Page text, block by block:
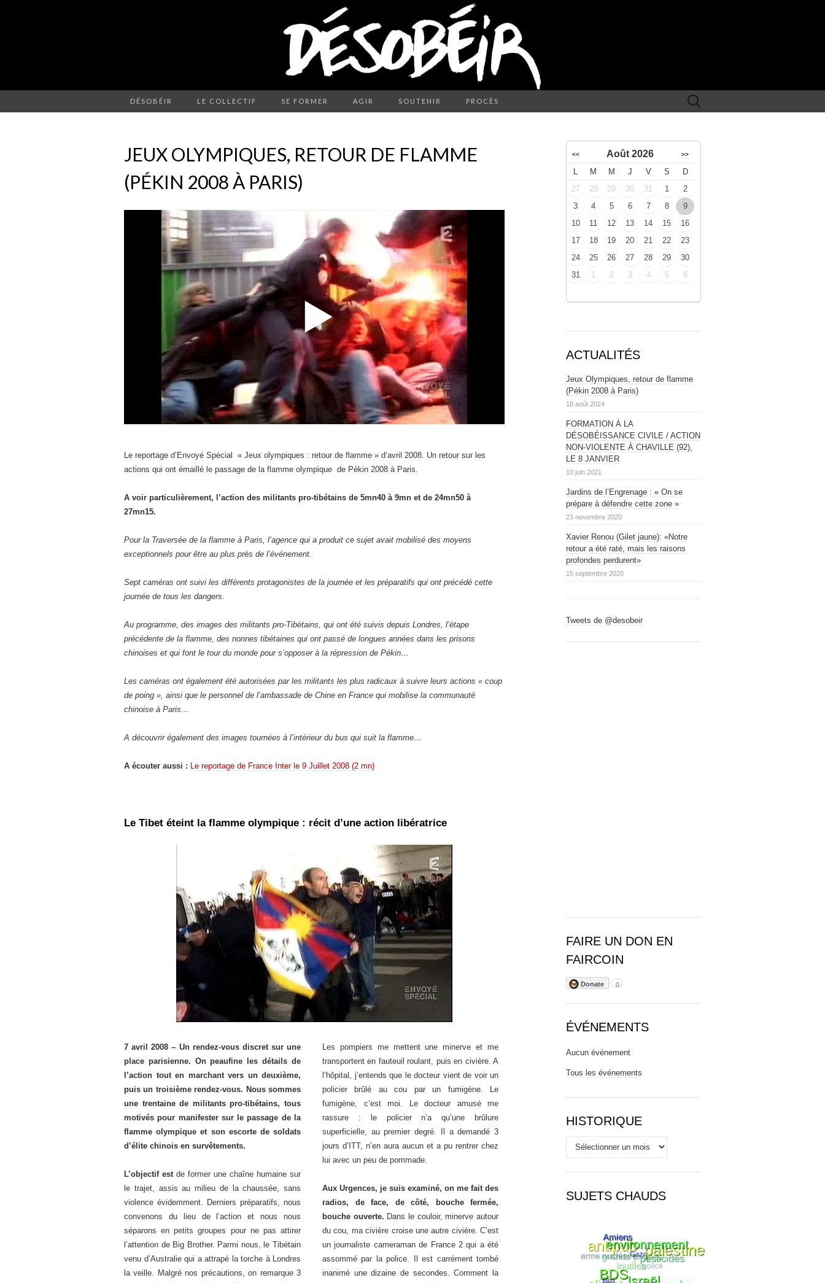
DÉSOBÉIR LE COLLECTIF SE FORMER AGIR SOUTENIR PROCÈS Rechercher :
JEUX OLYMPIQUES, RETOUR DE FLAMME
(PÉKIN 2008 À PARIS)
Le reportage d’Envoyé Spécial « Jeux olympiques : retour de flamme » d’avril 2008. Un retour sur les
actions qui ont émaillé le passage de la flamme olympique de Pékin 2008 à Paris.
A voir particulièrement, l’action des militants pro-tibétains de 5mn40 à 9mn et de 24mn50 à
27mn15.
Pour la Traversée de la flamme à Paris, l’agence qui a produit ce sujet avait mobilisé des moyens
exceptionnels pour être au plus près de l’événement.
Sept caméras ont suivi les différents protagonistes de la journée et les préparatifs qui ont précédé cette
journée de tous les dangers.
Au programme, des images des militants pro-Tibétains, qui ont été suivis depuis Londres, l’étape
précédente de la flamme, des nonnes tibétaines qui ont passé de longues années dans les prisons
chinoises et qui font le tour du monde pour s’opposer à la répression de Pékin…
Les caméras ont également été autorisées par les militants les plus radicaux à suivre leurs actions « coup
de poing », ainsi que le personnel de l’ambassade de Chine en France qui mobilise la communauté
chinoise à Paris…
A découvrir également des images tournées à l’intérieur du bus qui suit la flamme…
A écouter aussi : Le reportage de France Inter le 9 Juillet 2008 (2 mn)
Le Tibet éteint la flamme olympique : récit d’une action libératrice
7 avril 2008 – Un rendez-vous discret sur une
place parisienne. On peaufine les détails de
l’action tout en marchant vers un deuxième,
puis un troisième rendez-vous. Nous sommes
une trentaine de militants pro-tibétains, tous
motivés pour manifester sur le passage de la
flamme olympique et son escorte de soldats
d’élite chinois en survêtements.
L’objectif est de former une chaîne humaine sur
le trajet, assis au milieu de la chaussée, sans
violence évidemment. Derniers préparatifs, nous
convenons du lieu de l’action et nous nous
séparons en petits groupes pour ne pas attirer
l’attention de Big Brother. Parmi nous, le Tibétain
venu d’Australie qui a attrapé la torche à Londres
la veille. Malgré nos précautions, on remarque 3
Les pompiers me mettent une minerve et me
transportent en fauteuil roulant, puis en civière. A
l’hôpital, j’entends que le docteur vient de voir un
policier brûlé au cou par un fumigène. Le
fumigène, c’est moi. Le docteur amusé me
rassure : le policier n’a qu’une brûlure
superficielle, au premier degré. Il a demandé 3
jours d’ITT, n’en aura aucun et a pu rentrer chez
lui avec un peu de pommade.
Aux Urgences, je suis examiné, on me fait des
radios, de face, de côté, bouche fermée,
bouche ouverte. Dans le couloir, minerve autour
du cou, ma civière croise une autre civière. C’est
un journaliste cameraman de France 2 qui a été
assommé par la police. Il est carrément tombé
inanimé une dizaine de secondes. Comment la
<< Août 2026 >>
L M M J V S
D
27
28 29 30 31 1
2
3
4 5 6 7 8
9
10
11 12 13 14 15
16
17
18 19 20 21 22
23
24
25 26 27 28 29
30
31
1 2 3 4 5 6
ACTUALITÉS
Jeux Olympiques, retour de flamme
(Pékin 2008 à Paris)
18 août 2024
FORMATION À LA
DÉSOBÉISSANCE CIVILE / ACTION
NON-VIOLENTE À CHAVILLE (92),
LE 8 JANVIER
10 juin 2021
Jardins de l’Engrenage : « On se
prépare à défendre cette zone »
23 novembre 2020
Xavier Renou (Gilet jaune): «Notre
retour a été raté, mais les raisons
profondes perdurent»
15 septembre 2020
Tweets de @desobeir
FAIRE UN DON EN
FAIRCOIN
Donate 0
ÉVÉNEMENTS
Aucun événement
Tous les événements
HISTORIQUE
Historique
SUJETS CHAUDS